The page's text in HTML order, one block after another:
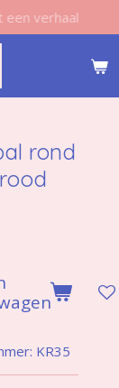
een verhaal
rond
KR35